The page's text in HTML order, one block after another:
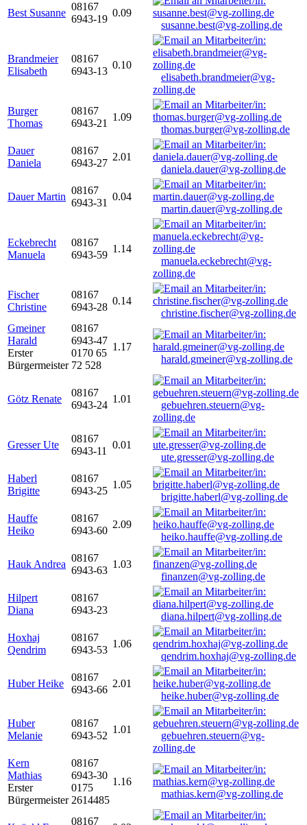
Best Susanne
08167
6943-19
0.09
susanne.best@vg-zolling.de
Brandmeier
Elisabeth
08167
6943-13
0.10
elisabeth.brandmeier@vg-
zolling.de
Burger
Thomas
08167
6943-21
1.09
thomas.burger@vg-zolling.de
Dauer
Daniela
08167
6943-27
2.01
daniela.dauer@vg-zolling.de
Dauer Martin
08167
6943-31
0.04
martin.dauer@vg-zolling.de
Eckebrecht
Manuela
08167
6943-59
1.14
manuela.eckebrecht@vg-
zolling.de
Fischer
Christine
08167
6943-28
0.14
christine.fischer@vg-zolling.de
Gmeiner
Harald
Erster
Bürgermeister
08167
6943-47
0170 65
72 528
1.17
harald.gmeiner@vg-zolling.de
Götz Renate
08167
6943-24
1.01
gebuehren.steuern@vg-
zolling.de
Gresser Ute
08167
6943-11
0.01
ute.gresser@vg-zolling.de
Haberl
Brigitte
08167
6943-25
1.05
brigitte.haberl@vg-zolling.de
Hauffe
Heiko
08167
6943-60
2.09
heiko.hauffe@vg-zolling.de
Hauk Andrea
08167
6943-63
1.03
finanzen@vg-zolling.de
Hilpert
Diana
08167
6943-23
diana.hilpert@vg-zolling.de
Hoxhaj
Qendrim
08167
6943-53
1.06
qendrim.hoxhaj@vg-zolling.de
Huber Heike
08167
6943-66
2.01
heike.huber@vg-zolling.de
Huber
Melanie
08167
6943-52
1.01
gebuehren.steuern@vg-
zolling.de
Kern
Mathias
Erster
Bürgermeister
08167
6943-30
0175
2614485
1.16
mathias.kern@vg-zolling.de
08167